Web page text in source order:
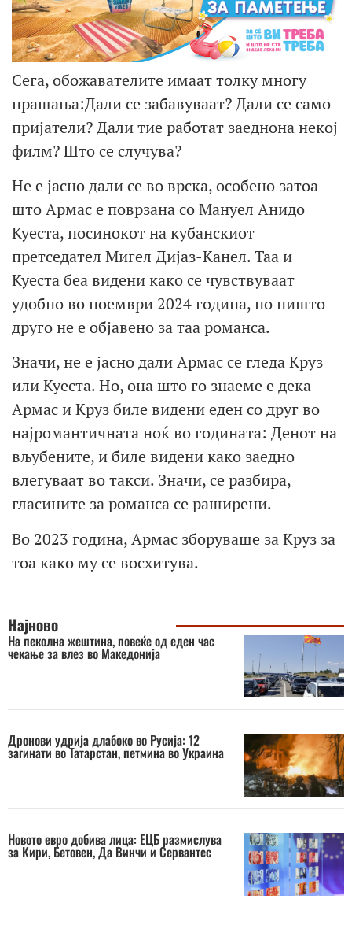
Сега, обожавателите имаат толку многу
прашања:Дали се забавуваат? Дали се само
пријатели? Дали тие работат заеднона некој
филм? Што се случува?
Не е јасно дали се во врска, особено затоа
што Армас е поврзана со Мануел Анидо
Куеста, посинокот на кубанскиот
претседател Мигел Дијаз-Канел. Таа и
Куеста беа видени како се чувствуваат
удобно во ноември 2024 година, но ништо
друго не е објавено за таа романса.
Значи, не е јасно дали Армас се гледа Круз
или Куеста. Но, она што го знаеме е дека
Армас и Круз биле видени еден со друг во
најромантичната ноќ во годината: Денот на
вљубените, и биле видени како заедно
влегуваат во такси. Значи, се разбира,
гласините за романса се раширени.
Во 2023 година, Армас зборуваше за Круз за
тоа како му се восхитува.
Најново
На пеколна жештина, повеќе од еден час
чекање за влез во Македонија
Дронови удрија длабоко во Русија: 12
загинати во Татарстан, петмина во Украина
Новото евро добива лица: ЕЦБ размислува
за Кири, Бетовен, Да Винчи и Сервантес